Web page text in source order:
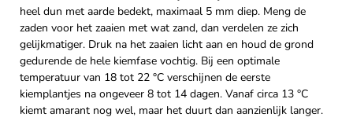
heel dun met aarde bedekt, maximaal 5 mm diep. Meng de
zaden voor het zaaien met wat zand, dan verdelen ze zich
gelijkmatiger. Druk na het zaaien licht aan en houd de grond
gedurende de hele kiemfase vochtig. Bij een optimale
temperatuur van 18 tot 22 °C verschijnen de eerste
kiemplantjes na ongeveer 8 tot 14 dagen. Vanaf circa 13 °C
kiemt amarant nog wel, maar het duurt dan aanzienlijk langer.